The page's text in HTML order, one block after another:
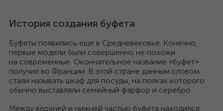
История создания буфета
Буфеты появились еще в Средневековье. Конечно,
первые модели были совершенно не похожи
на современные. Окончательное название «буфет»
получил во Франции. В этой стране данным словом
стали называть шкаф для посуды, на полках которого
обычно выставляли семейный фарфор и серебро.
Между верхней и нижней частью буфета находился